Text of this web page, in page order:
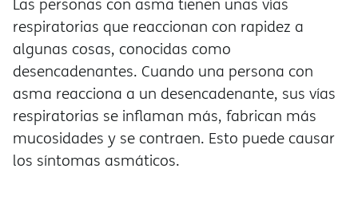
Las personas con asma tienen unas vías
respiratorias que reaccionan con rapidez a
algunas cosas, conocidas como
desencadenantes. Cuando una persona con
asma reacciona a un desencadenante, sus vías
respiratorias se inflaman más, fabrican más
mucosidades y se contraen. Esto puede causar
los síntomas asmáticos.